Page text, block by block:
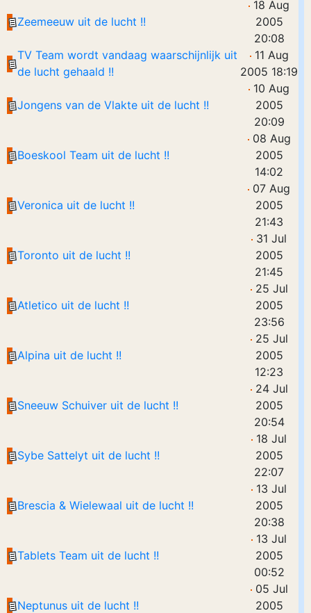
Zeemeeuw uit de lucht !!
18 Aug
2005
20:08
TV Team wordt vandaag waarschijnlijk uit
de lucht gehaald !!
11 Aug
2005 18:19
Jongens van de Vlakte uit de lucht !!
10 Aug
2005
20:09
Boeskool Team uit de lucht !!
08 Aug
2005
14:02
Veronica uit de lucht !!
07 Aug
2005
21:43
Toronto uit de lucht !!
31 Jul
2005
21:45
Atletico uit de lucht !!
25 Jul
2005
23:56
Alpina uit de lucht !!
25 Jul
2005
12:23
Sneeuw Schuiver uit de lucht !!
24 Jul
2005
20:54
Sybe Sattelyt uit de lucht !!
18 Jul
2005
22:07
Brescia & Wielewaal uit de lucht !!
13 Jul
2005
20:38
Tablets Team uit de lucht !!
13 Jul
2005
00:52
Neptunus uit de lucht !!
05 Jul
2005